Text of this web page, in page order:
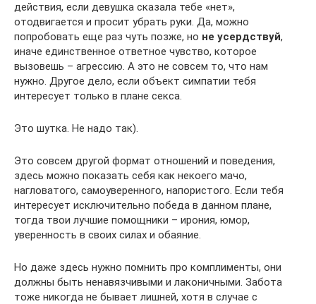
действия, если девушка сказала тебе «нет»,
отодвигается и просит убрать руки. Да, можно
попробовать еще раз чуть позже, но не усердствуй,
иначе единственное ответное чувство, которое
вызовешь – агрессию. А это не совсем то, что нам
нужно. Другое дело, если объект симпатии тебя
интересует только в плане секса.
Это шутка. Не надо так).
Это совсем другой формат отношений и поведения,
здесь можно показать себя как некоего мачо,
нагловатого, самоуверенного, напористого. Если тебя
интересует исключительно победа в данном плане,
тогда твои лучшие помощники – ирония, юмор,
уверенность в своих силах и обаяние.
Но даже здесь нужно помнить про комплименты, они
должны быть ненавязчивыми и лаконичными. Забота
тоже никогда не бывает лишней, хотя в случае с